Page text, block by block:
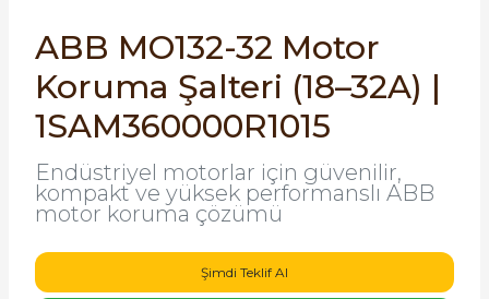
- UPS
Şalterleri
SIMATIC TIA PORTAL HMI Yazılımları
SIMATIC Yazılım Paketleri
SIMOTION Hareket Kontrol Üniteleri
WinCC Unified Runtime Yazılımları
ABB MO132-32 Motor
Koruma Şalteri (18–32A) |
1SAM360000R1015
Endüstriyel motorlar için güvenilir,
kompakt ve yüksek performanslı ABB
motor koruma çözümü
Şimdi Teklif Al